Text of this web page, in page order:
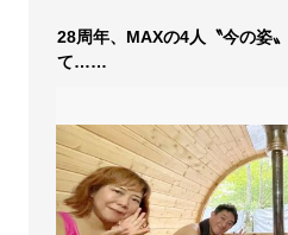
28周年、MAXの4人〝今の姿
て……